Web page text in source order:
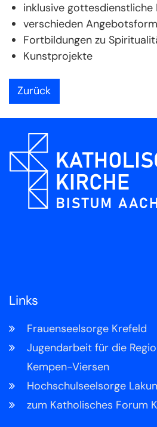
inklusive gottesdienstliche
verschieden
Fortbildungen zu
Kunstprojekte
Zurück
Links
Frauenseelsorge Krefeld
Jugendarbeit für die
Kempen-Viersen
Hochschulseelsorge
zum Katholisches Forum